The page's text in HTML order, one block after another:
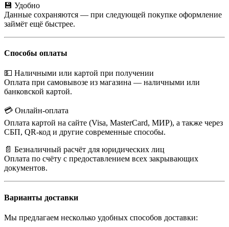
💾 Удобно
Данные сохраняются — при следующей покупке оформление
займёт ещё быстрее.
Способы оплаты
💵 Наличными или картой при получении
Оплата при самовывозе из магазина — наличными или
банковской картой.
💳 Онлайн-оплата
Оплата картой на сайте (Visa, MasterCard, МИР), а также через
СБП, QR-код и другие современные способы.
📄 Безналичный расчёт для юридических лиц
Оплата по счёту с предоставлением всех закрывающих
документов.
Варианты доставки
Мы предлагаем несколько удобных способов доставки: